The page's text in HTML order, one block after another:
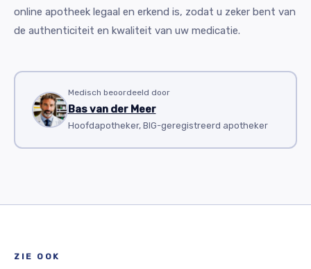
online apotheek legaal en erkend is, zodat u zeker bent van
de authenticiteit en kwaliteit van uw medicatie.
Medisch beoordeeld door
Bas van der Meer
Hoofdapotheker, BIG-geregistreerd apotheker
ZIE OOK